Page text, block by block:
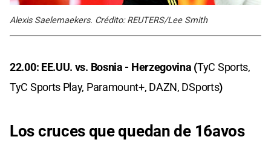
Alexis Saelemaekers. Crédito: REUTERS/Lee Smith
22.00: EE.UU. vs. Bosnia - Herzegovina (TyC Sports,
TyC Sports Play, Paramount+, DAZN, DSports)
Los cruces que quedan de 16avos